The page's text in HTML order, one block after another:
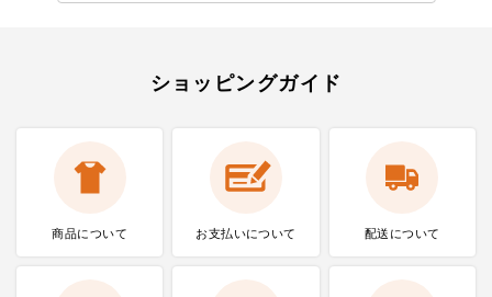
ショッピングガイド
商品について お支払いについて 配送について